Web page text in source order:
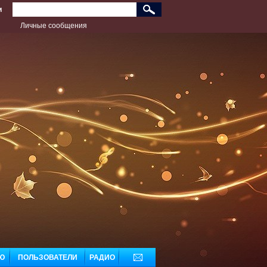
Личные сообщения
ПОЛЬЗОВАТЕЛИ РАДИО
лучшим!
ДОБАВЬ МУЗЫКУ